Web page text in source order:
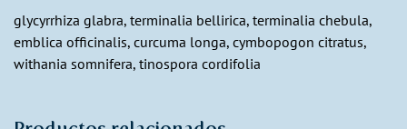
glycyrrhiza glabra, terminalia bellirica, terminalia chebula,
emblica officinalis, curcuma longa, cymbopogon citratus,
withania somnifera, tinospora cordifolia